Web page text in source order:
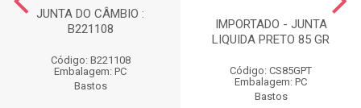
JUNTA DO CÂMBIO :
B221108
Código: B221108
Embalagem: PC
Bastos
IMPORTADO - JUNTA
LIQUIDA PRETO 85 GR
Código: CS85GPT
Embalagem: PC
Bastos